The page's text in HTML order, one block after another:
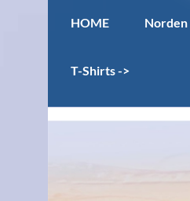
HOME Norden
T-Shirts ->